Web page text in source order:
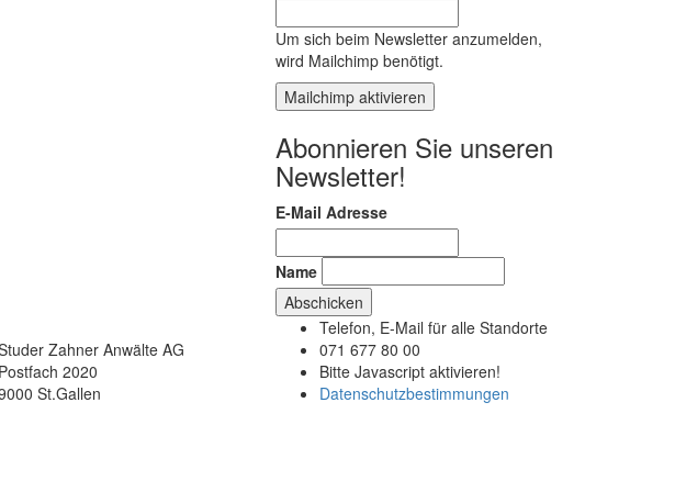
Um sich beim Newsletter anzumelden,
wird Mailchimp benötigt.
Mailchimp aktivieren
Abonnieren Sie unseren
Newsletter!
E-Mail Adresse
Name
Zahner Anwälte AG
Postfach 2020
St.Gallen
Telefon, E-Mail für alle Standorte
071 677 80 00
Bitte Javascript aktivieren!
Datenschutzbestimmungen